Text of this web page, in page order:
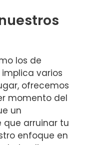
los de
varios
ofrecemos
momento del
un
arruinar tu
enfoque en